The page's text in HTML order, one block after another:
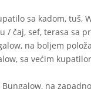
sa kadom, tuš,
/ čaj, sef, terasa sa
na boljem
sa većim
Bungalow, na